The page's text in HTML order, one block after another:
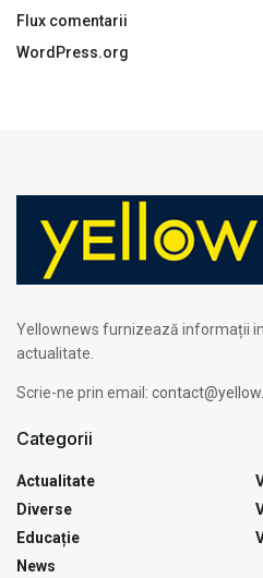
Flux comentarii
WordPress.org
Yellownews furnizează informații
actualitate.
Scrie-ne prin email:
Categorii
Actualitate
Diverse
Educație
News